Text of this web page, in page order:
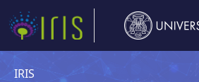
IRIS